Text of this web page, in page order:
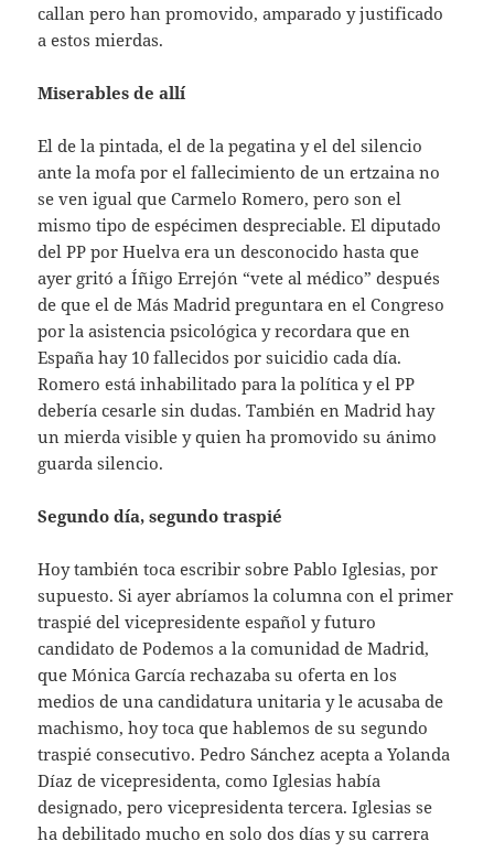
callan pero han promovido, amparado y justificado
a estos mierdas.
Miserables de allí
El de la pintada, el de la pegatina y el del silencio
ante la mofa por el fallecimiento de un ertzaina no
se ven igual que Carmelo Romero, pero son el
mismo tipo de espécimen despreciable. El diputado
del PP por Huelva era un desconocido hasta que
ayer gritó a Íñigo Errejón “vete al médico” después
de que el de Más Madrid preguntara en el Congreso
por la asistencia psicológica y recordara que en
España hay 10 fallecidos por suicidio cada día.
Romero está inhabilitado para la política y el PP
debería cesarle sin dudas. También en Madrid hay
un mierda visible y quien ha promovido su ánimo
guarda silencio.
Segundo día, segundo traspié
Hoy también toca escribir sobre Pablo Iglesias, por
supuesto. Si ayer abríamos la columna con el primer
traspié del vicepresidente español y futuro
candidato de Podemos a la comunidad de Madrid,
que Mónica García rechazaba su oferta en los
medios de una candidatura unitaria y le acusaba de
machismo, hoy toca que hablemos de su segundo
traspié consecutivo. Pedro Sánchez acepta a Yolanda
Díaz de vicepresidenta, como Iglesias había
designado, pero vicepresidenta tercera. Iglesias se
ha debilitado mucho en solo dos días y su carrera